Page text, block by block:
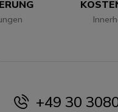
icon
+49 30